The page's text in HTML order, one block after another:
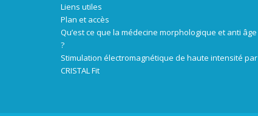
Liens utiles
Plan et accès
Qu’est ce que la médecine morphologique et anti âge
?
Stimulation électromagnétique de haute intensité par
CRISTAL Fit